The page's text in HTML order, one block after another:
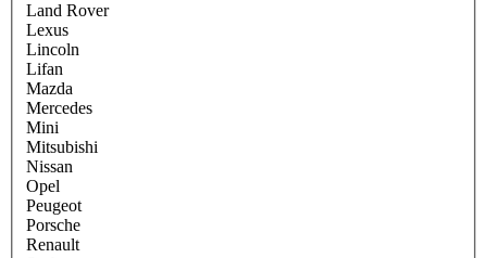
Land Rover
Lexus
Lincoln
Lifan
Mazda
Mercedes
Mini
Mitsubishi
Nissan
Opel
Peugeot
Porsche
Renault